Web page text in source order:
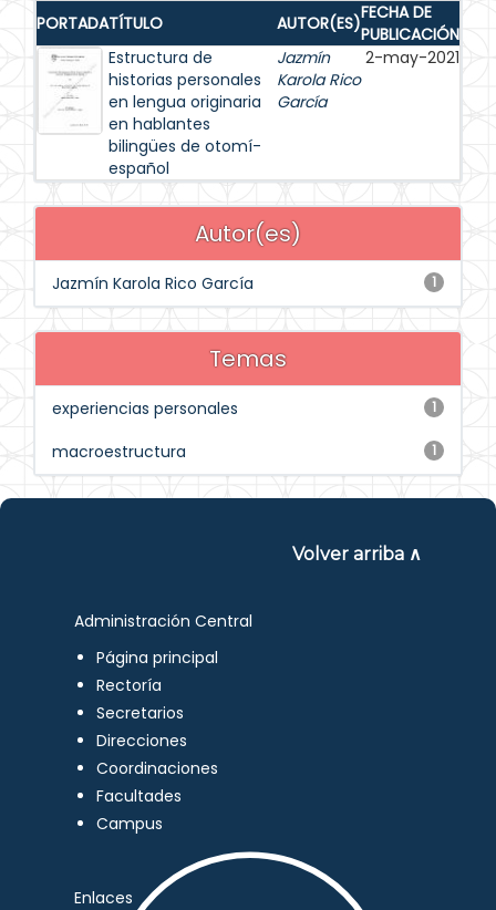
PORTADATÍTULO AUTOR(ES)FECHA DE
PUBLICACIÓN
Estructura de
historias personales
en lengua originaria
en hablantes
bilingües de otomí-
español
Jazmín
Karola Rico
García
2-may-2021
Autor(es)
1
Jazmín Karola Rico García
Temas
1
experiencias personales
1
macroestructura
Volver arriba ∧
Administración Central
Página principal
Rectoría
Secretarios
Direcciones
Coordinaciones
Facultades
Campus
Enlaces